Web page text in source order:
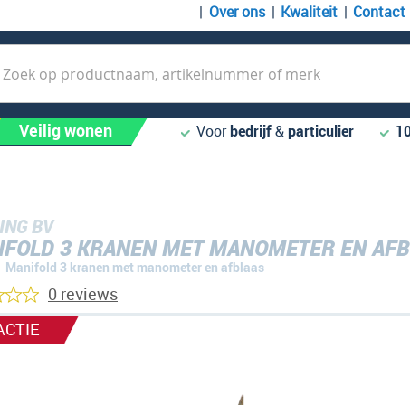
Over ons Kwaliteit Contact
Veilig wonen Voorbedrijf&particulier
BV
3 KRANEN MET MANOMETER EN
Manifold 3 kranen met manometer en afblaas
0 reviews